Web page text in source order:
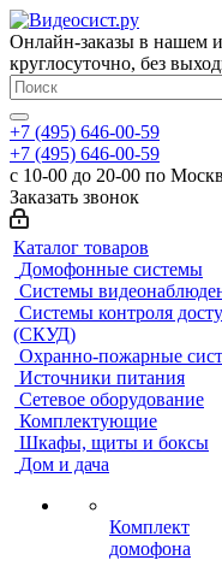
Онлайн-заказы в нашем
круглосуточно, без
+7 (495) 646-00-59
+7 (495) 646-00-59
с 10-00 до 20-00 по
Заказать звонок
Каталог товаров
Домофонные системы
Системы
Системы контроля
(СКУД)
Охранно-пожарные
Источники питания
Сетевое оборудование
Комплектующие
Шкафы, щиты и боксы
Дом и дача
Комплект
домофона